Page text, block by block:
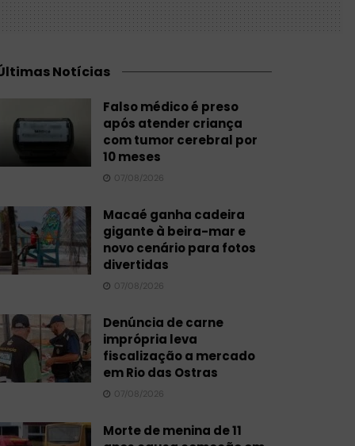
Notícias
Falso médico é preso
após atender criança
com tumor cerebral por
10 meses
07/08/2026
Macaé ganha cadeira
gigante à beira-mar e
novo cenário para fotos
divertidas
07/08/2026
Denúncia de carne
imprópria leva
fiscalização a mercado
em Rio das Ostras
07/08/2026
Morte de menina de 11